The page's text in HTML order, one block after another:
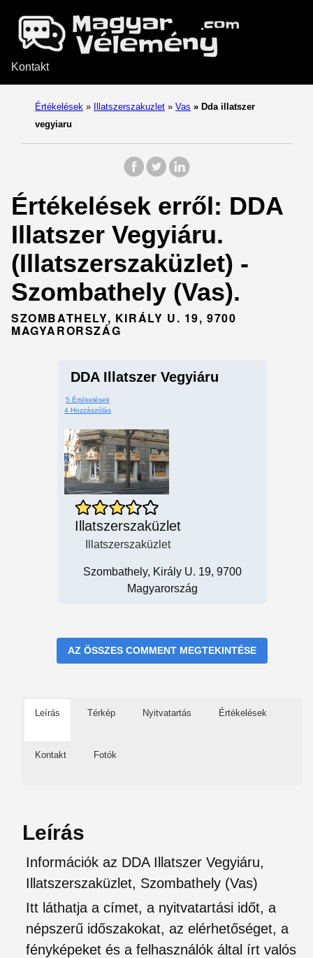
Kontakt
Értékelések » Illatszerszakuzlet » Vas » Dda illatszer
vegyiaru
Értékelések erről: DDA
Illatszer Vegyiáru.
(Illatszerszaküzlet) -
Szombathely (Vas).
SZOMBATHELY, KIRÁLY U. 19, 9700
MAGYARORSZÁG
DDA Illatszer Vegyiáru
5 Értékelések
4 Hozzászólás
Illatszerszaküzlet
Illatszerszaküzlet
Szombathely, Király U. 19, 9700
Magyarország
AZ ÖSSZES COMMENT MEGTEKINTÉSE
Leírás Térkép Nyitvatartás Értékelések
Kontakt Fotók
Leírás
Információk az DDA Illatszer Vegyiáru,
Illatszerszaküzlet, Szombathely (Vas)
Itt láthatja a címet, a nyitvatartási időt, a
népszerű időszakokat, az elérhetőséget, a
fényképeket és a felhasználók által írt valós